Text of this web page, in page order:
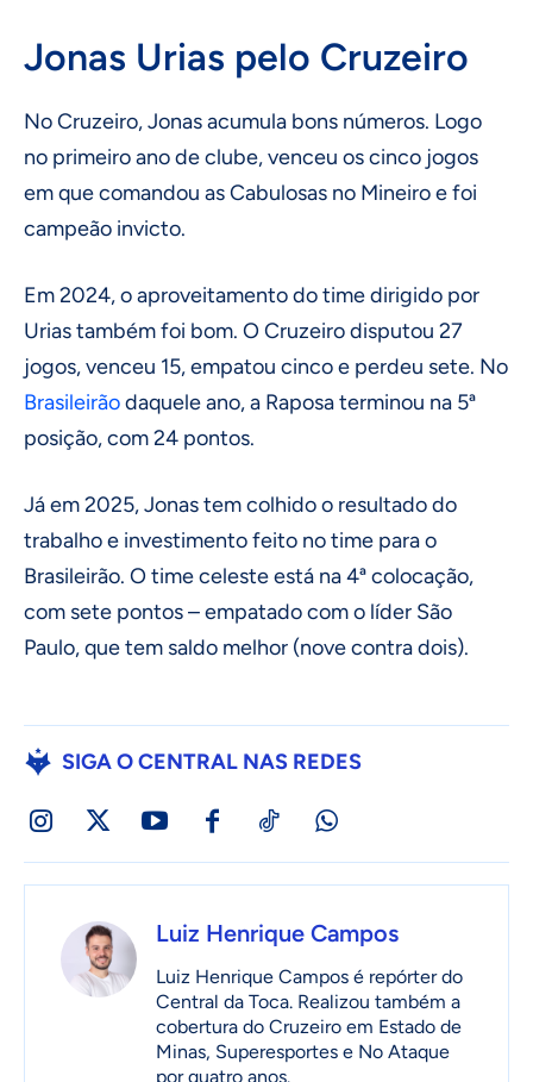
Jonas Urias pelo Cruzeiro
No Cruzeiro, Jonas acumula bons números. Logo
no primeiro ano de clube, venceu os cinco jogos
em que comandou as Cabulosas no Mineiro e foi
campeão invicto.
Em 2024, o aproveitamento do time dirigido por
Urias também foi bom. O Cruzeiro disputou 27
jogos, venceu 15, empatou cinco e perdeu sete. No
Brasileirãodaquele ano, a Raposa terminou na 5ª
posição, com 24 pontos.
Já em 2025, Jonas tem colhido o resultado do
trabalho e investimento feito no time para o
Brasileirão. O time celeste está na 4ª colocação,
com sete pontos – empatado com o líder São
Paulo, que tem saldo melhor (nove contra dois).
SIGA O CENTRAL NAS REDES
Luiz Henrique Campos
Luiz Henrique Campos é repórter do
Central da Toca. Realizou também a
cobertura do Cruzeiro em Estado de
Minas, Superesportes e No Ataque
por quatro anos.